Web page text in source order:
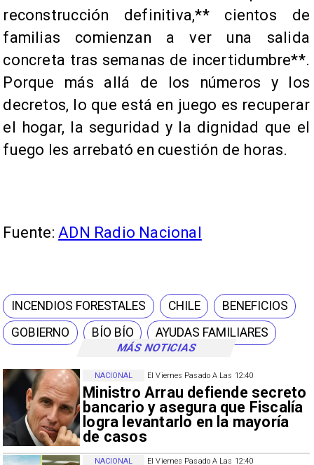
MÁS NOTICIAS
El Viernes Pasado A Las 12:40
Ministro Arrau defiende secreto
bancario y asegura que Fiscalía
logra levantarlo en la mayoría
de casos
NACIONAL
El Viernes Pasado A Las 12:40
NACIONAL
reconstrucción definitiva,** cientos de
familias comienzan a ver una salida
concreta tras semanas de incertidumbre**.
Porque más allá de los números y los
decretos, lo que está en juego es recuperar
el hogar, la seguridad y la dignidad que el
fuego les arrebató en cuestión de horas.
Fuente:ADN Radio Nacional
INCENDIOS FORESTALES CHILE
BENEFICIOS
GOBIERNO
BÍO BÍO AYUDAS FAMILIARES